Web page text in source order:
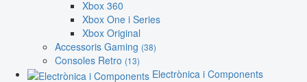
Xbox 360
Xbox One i Series
Xbox Original
Accessoris Gaming (38)
Consoles Retro (13)
Electrònica i Components